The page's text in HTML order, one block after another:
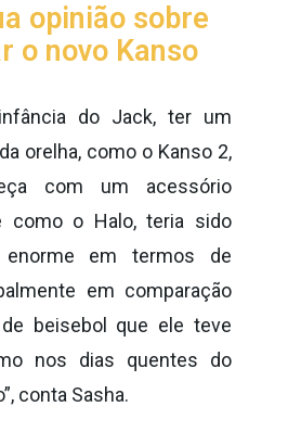
opinião sobre
o novo Kanso
do Jack, ter um
orelha, como o Kanso 2,
com um acessório
como o Halo, teria sido
enorme em termos de
em comparação
beisebol que ele teve
nos dias quentes do
conta Sasha.